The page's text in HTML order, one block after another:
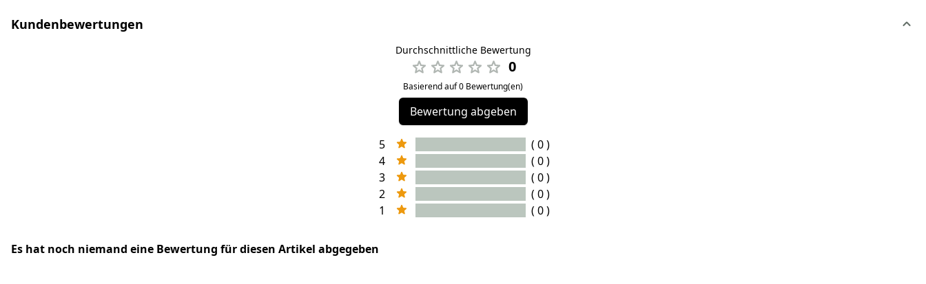
Kundenbewertungen
Durchschnittliche Bewertung
0
Basierend auf 0 Bewertung(en)
Bewertung abgeben
5
( 0 )
4
( 0 )
3
( 0 )
2
( 0 )
1
( 0 )
Es hat noch niemand eine Bewertung für diesen Artikel abgegeben